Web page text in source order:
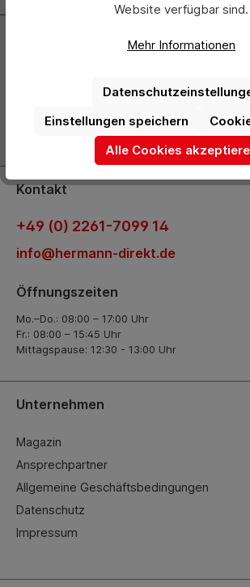
Newsletter
erscheinenden Newsletter und Sie
Zur Newsletter
Kontakt
+49 (0) 2261-7099 14
info@hermann-direkt.de
Öffnungszeiten
Mo.–Do.: 08:00 – 17:00 Uhr
Fr.: 08:00 – 15:45 Uhr
Mittagspause: 12:30 - 13:00 Uhr
Unternehmen
Magazin
Ansprechpartner
Allgemeine Geschäftsbedingungen
Datenschutz
Impressum
Website verfügbar sind.
Mehr Informationen
Einstellungen speichern
Alle Cookies